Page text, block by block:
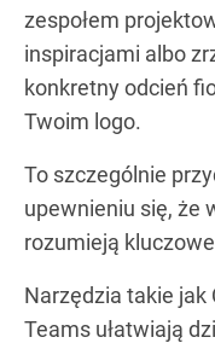
zespołem
inspiracjami albo
konkretny odcień
Twoim logo.
To szczególnie
upewnieniu się, że
rozumieją
Narzędzia takie jak
Teams ułatwiają